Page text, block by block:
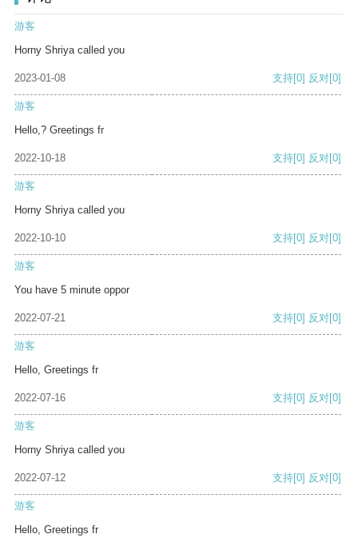
游客
Horny Shriya called you
2023-01-08 支持[0] 反对[0]
游客
Hello,? Greetings fr
2022-10-18 支持[0] 反对[0]
游客
Horny Shriya called you
2022-10-10 支持[0] 反对[0]
游客
You have 5 minute oppor
2022-07-21 支持[0] 反对[0]
游客
Hello, Greetings fr
2022-07-16 支持[0] 反对[0]
游客
Horny Shriya called you
2022-07-12 支持[0] 反对[0]
游客
Hello, Greetings fr